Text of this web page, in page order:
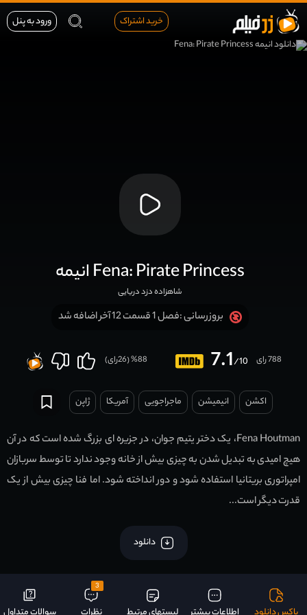
خرید اشتراک ورود به پنل
انیمه Fena: Pirate Princess
شاهزاده دزد دریایی
بروزرسانی :فصل 1 قسمت 12 آخر اضافه شد
7.1/10 788 رای 88
% (
26رای)
اکشن انیمیشن ماجراجویی آمریکا ژاپن
Fena Houtman، یک دختر یتیم جوان، در جزیره ای بزرگ شده است که در آن
هیچ امیدی به تبدیل شدن به چیزی بیش از خانه وجود ندارد تا توسط سربازان
امپراتوری بریتانیا استفاده شود و دور انداخته شود. اما فنا چیزی بیش از یک
قدرت دیگر است...
دانلود
3